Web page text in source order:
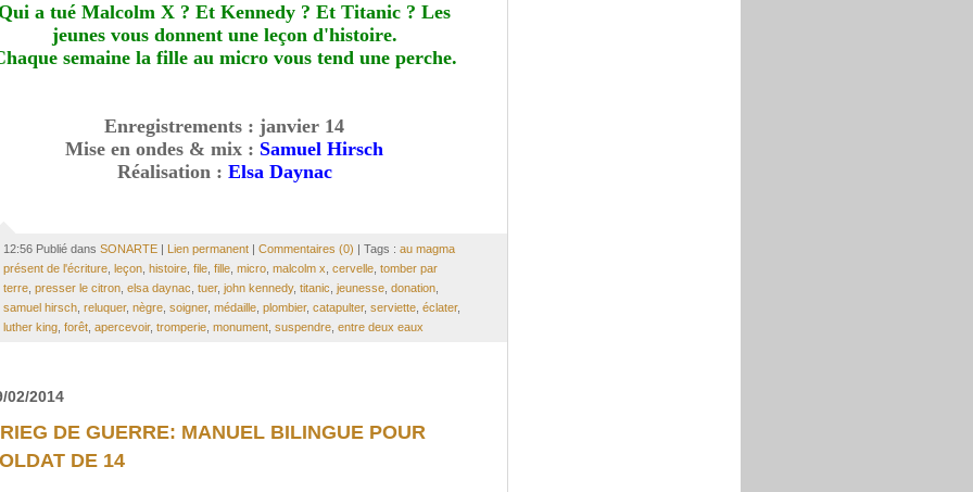
a tué Malcolm X ? Et Kennedy ? Et Titanic ? Les
jeunes vous donnent une leçon d'histoire.
semaine la fille au micro vous tend une perche.
Enregistrements : janvier 14
Mise en ondes & mix : Samuel Hirsch
Réalisation : Elsa Daynac
12:56 Publié dans SONARTE| Lien permanent| Commentaires (0) | Tags : au magma
présent de l'écriture, leçon, histoire, file, fille, micro, malcolm x cervelle, tomber par
terre, presser le citron, elsa daynac tuer, john kennedy, titanic jeunesse, donation,
samuel hirsch, reluquer, nègre, soigner, médaille, plombier, catapulter, serviette, éclater,
luther king, forêt, apercevoir, tromperie, monument, suspendre, entre deux eaux
02/2014
DE GUERRE: MANUEL BILINGUE POUR
DE 14